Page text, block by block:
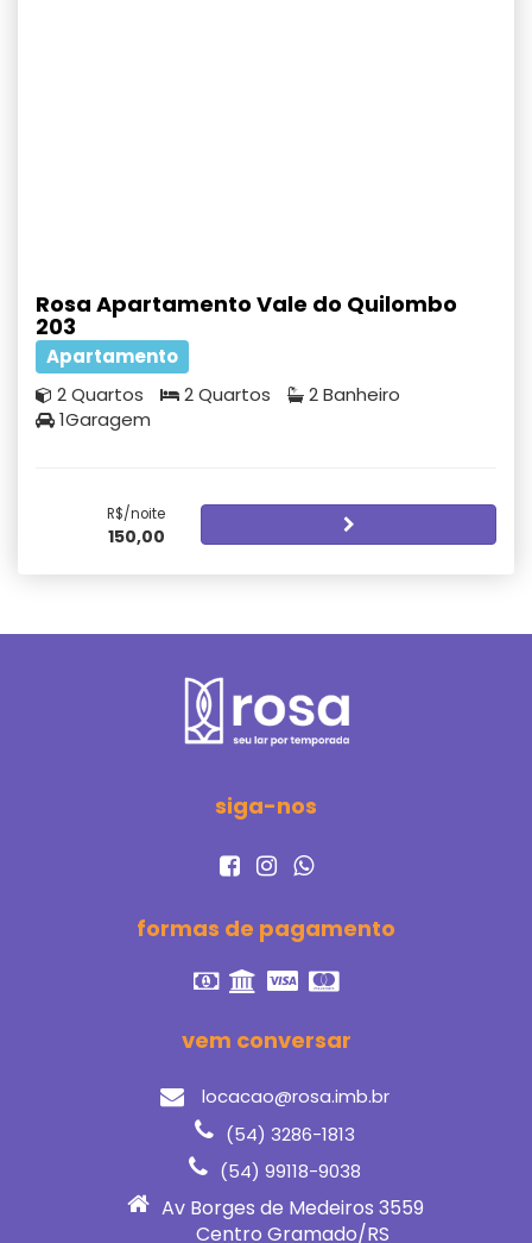
Rosa Apartamento Vale do Quilombo
203
Apartamento
2 Quartos
2 Quartos
2 Banheiro
1Garagem
R$/noite
150,00
siga-nos
formas de pagamento
vem conversar
locacao@rosa.imb.br
(54) 3286-1813
(54) 99118-9038
Av Borges de Medeiros 3559
Centro Gramado/RS